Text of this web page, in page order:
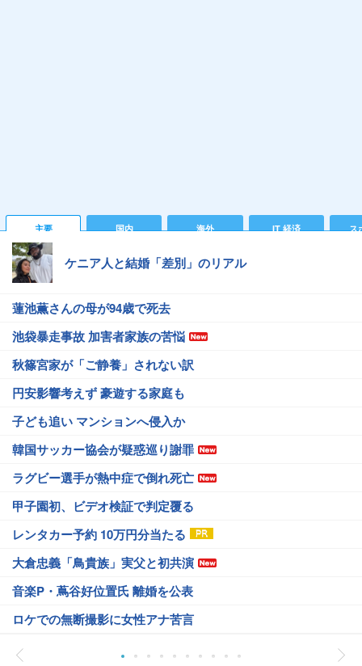
主要 国内 海外 IT 経済 ス
ケニア人と結婚「差別」のリアル
蓮池薫さんの母が94歳で死去
池袋暴走事故 加害者家族の苦悩
秋篠宮家が「ご静養」されない訳
円安影響考えず 豪遊する家庭も
子ども追い マンションへ侵入か
韓国サッカー協会が疑惑巡り謝罪
ラグビー選手が熱中症で倒れ死亡
甲子園初、ビデオ検証で判定覆る
レンタカー予約 10万円分当たる
大倉忠義「鳥貴族」実父と初共演
音楽P・蔦谷好位置氏 離婚を公表
ロケでの無断撮影に女性アナ苦言